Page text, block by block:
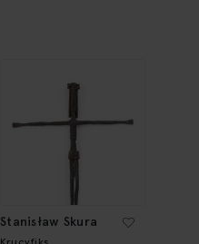
Stanisław Skura